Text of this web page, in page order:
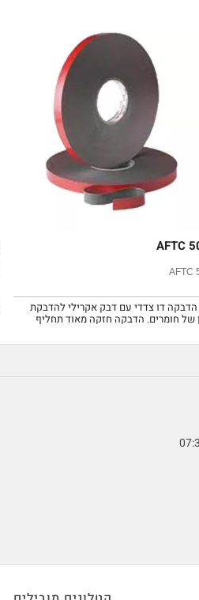
AFTC
AFTC
דו צדדי עם דבק אקרילי להדבקת
של חומרים. הדבקה חזקה מאוד תחליף